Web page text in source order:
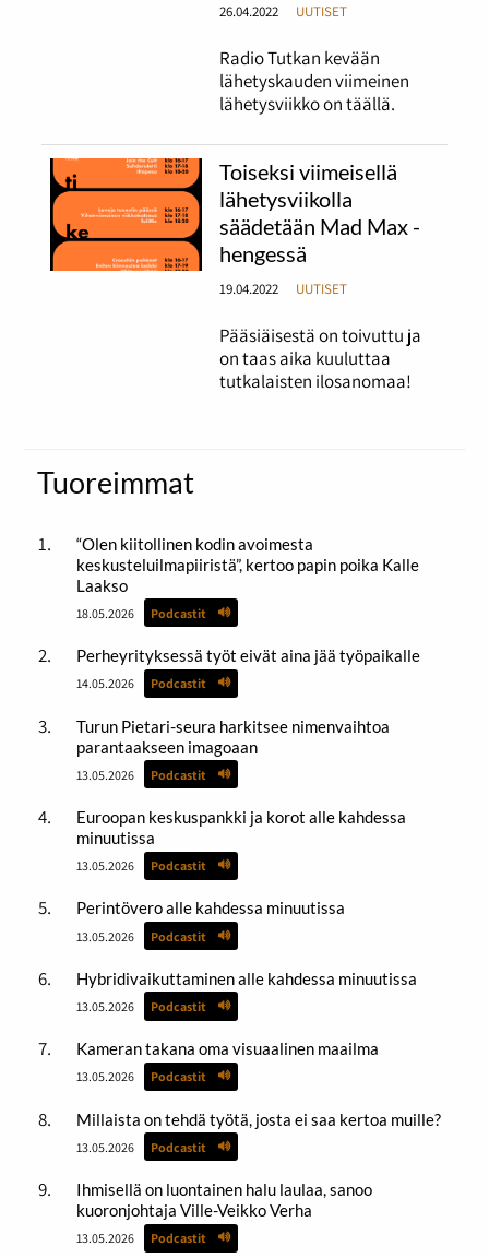
26.04.2022 UUTISET
Radio Tutkan kevään
lähetyskauden viimeinen
lähetysviikko on täällä.
Toiseksi viimeisellä
lähetysviikolla
säädetään Mad Max -
hengessä
19.04.2022 UUTISET
Pääsiäisestä on toivuttu ja
on taas aika kuuluttaa
tutkalaisten ilosanomaa!
Tuoreimmat
“Olen kiitollinen kodin avoimesta
keskusteluilmapiiristä”, kertoo papin poika Kalle
Laakso
18.05.2026 Podcastit
Perheyrityksessä työt eivät aina jää työpaikalle
14.05.2026 Podcastit
Turun Pietari-seura harkitsee nimenvaihtoa
parantaakseen imagoaan
13.05.2026 Podcastit
Euroopan keskuspankki ja korot alle kahdessa
minuutissa
13.05.2026 Podcastit
Perintövero alle kahdessa minuutissa
13.05.2026 Podcastit
Hybridivaikuttaminen alle kahdessa minuutissa
13.05.2026 Podcastit
Kameran takana oma visuaalinen maailma
13.05.2026 Podcastit
Millaista on tehdä työtä, josta ei saa kertoa muille?
13.05.2026 Podcastit
Ihmisellä on luontainen halu laulaa, sanoo
kuoronjohtaja Ville-Veikko Verha
13.05.2026 Podcastit